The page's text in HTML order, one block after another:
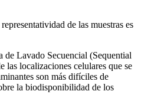
de las muestras es
de Lavado Secuencial (Sequential
las localizaciones celulares que se
son más difíciles de
la biodisponibilidad de los